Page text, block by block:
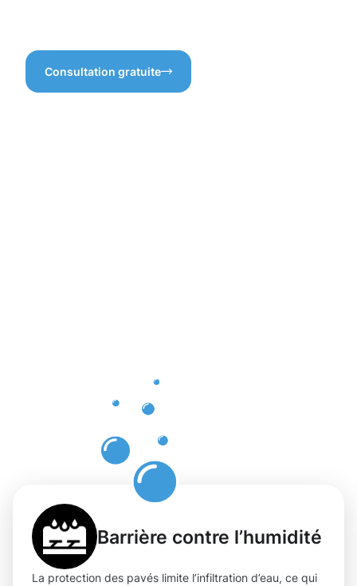
Consultation gratuite
Barrière contre l’humidité
La protection des pavés limite l’infiltration d’eau, ce qui